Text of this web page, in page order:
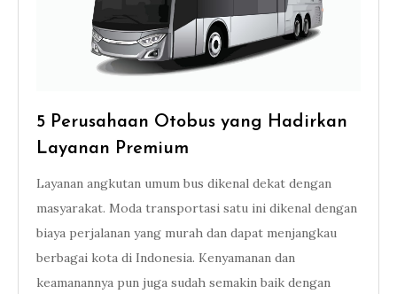
5 Perusahaan Otobus yang Hadirkan
Layanan Premium
Layanan angkutan umum bus dikenal dekat dengan
masyarakat. Moda transportasi satu ini dikenal dengan
biaya perjalanan yang murah dan dapat menjangkau
berbagai kota di Indonesia. Kenyamanan dan
keamanannya pun juga sudah semakin baik dengan